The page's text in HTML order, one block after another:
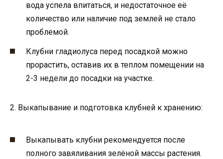
вода успела впитаться, и недостаточное её
количество или наличие под землей не стало
проблемой.
Клубни гладиолуса перед посадкой можно
прорастить, оставив их в теплом помещении на
2-3 недели до посадки на участке.
2. Выкапывание и подготовка клубней к хранению:
Выкапывать клубни рекомендуется после
полного завяливания зелёной массы растения.